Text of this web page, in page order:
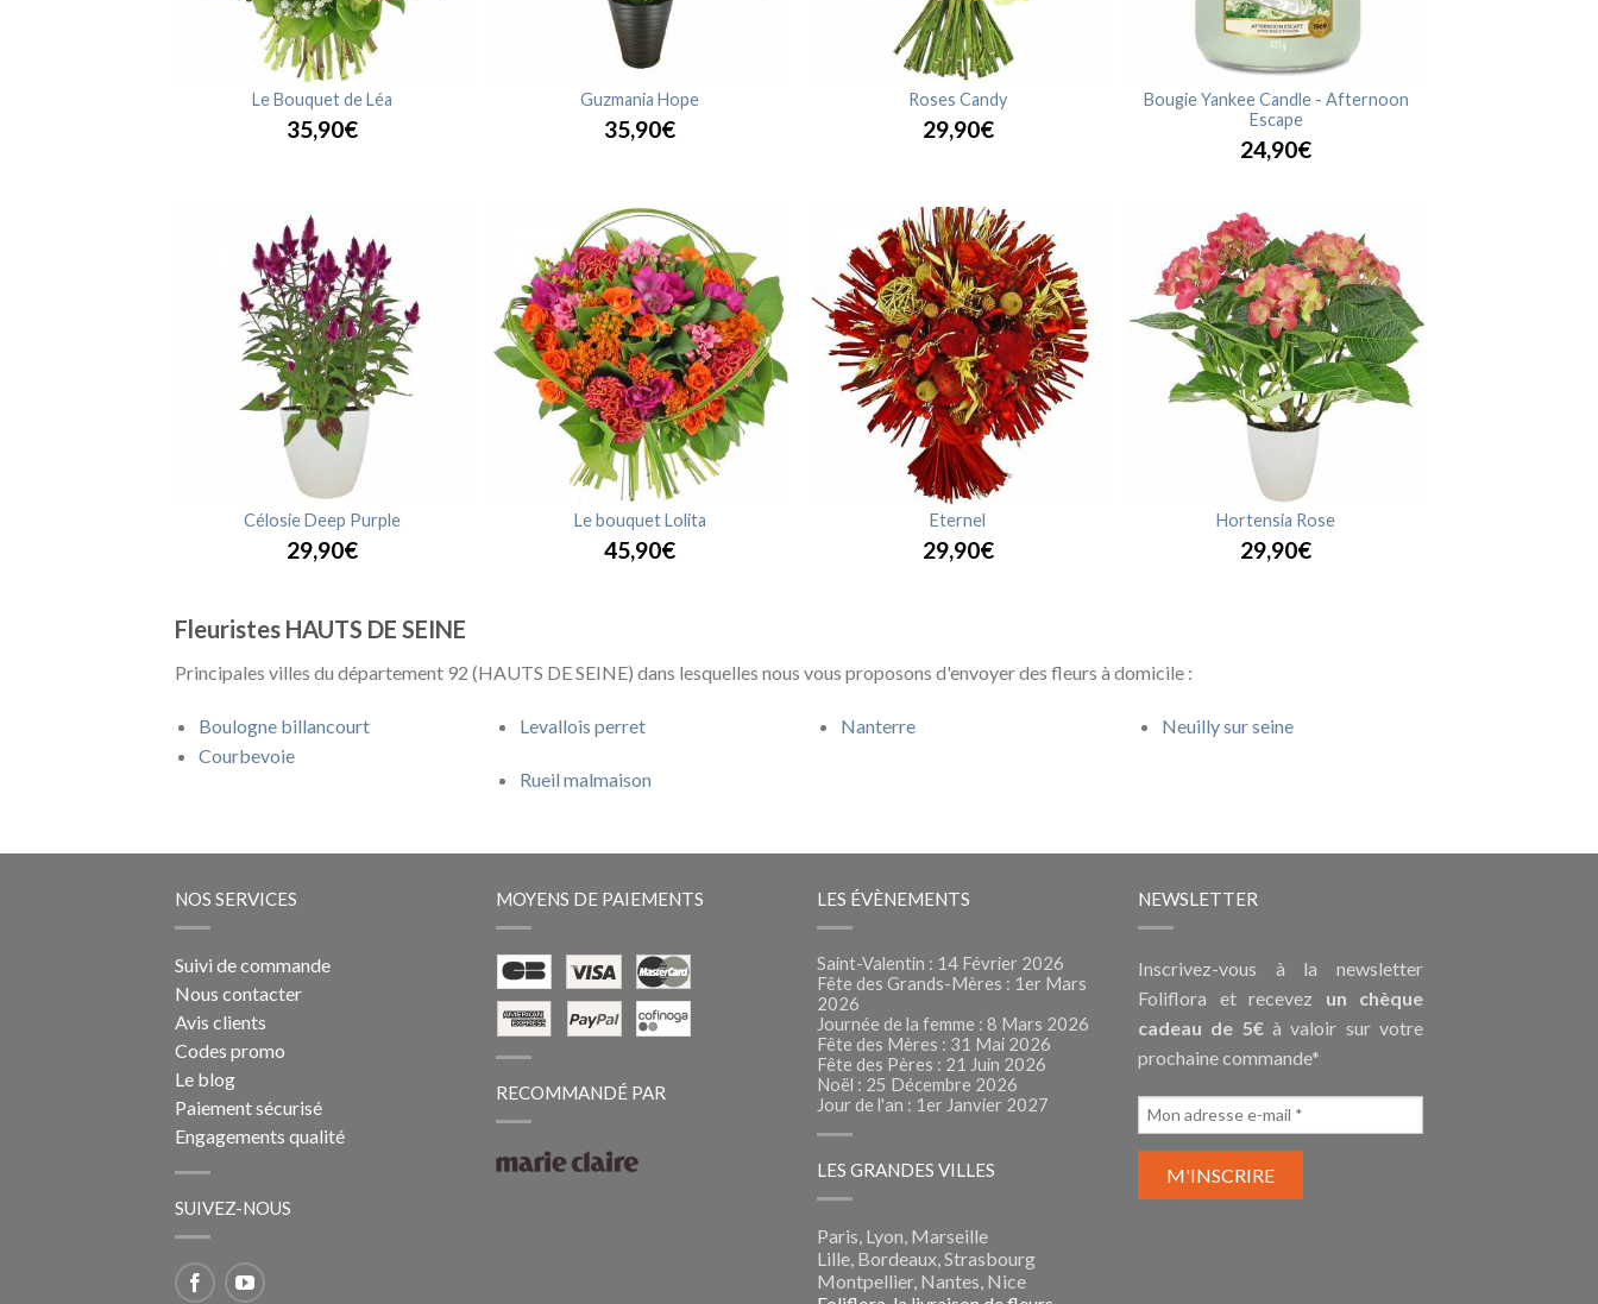
Le Bouquet de Léa
35,90€
Guzmania Hope
35,90€
Roses Candy
29,90€
Bougie Yankee Candle - Afternoon
Escape
24,90€
Célosie Deep Purple
29,90€
Le bouquet Lolita
45,90€
Eternel
29,90€
Hortensia Rose
29,90€
Fleuristes HAUTS DE SEINE
Principales villes du département 92 (HAUTS DE SEINE) dans lesquelles nous vous proposons d'envoyer des fleurs à domicile :
Boulogne billancourt
Courbevoie
Levallois perret Nanterre Neuilly sur seine
Rueil malmaison
NOS SERVICES
Suivi de commande
Nous contacter
Avis clients
Codes promo
Le blog
Paiement sécurisé
Engagements qualité
SUIVEZ-NOUS
MOYENS DE PAIEMENTS
RECOMMANDÉ PAR
LES ÉVÈNEMENTS
Saint-Valentin : 14 Février 2026
Fête des Grands-Mères : 1er Mars
2026
Journée de la femme : 8 Mars 2026
Fête des Mères : 31 Mai 2026
Fête des Pères : 21 Juin 2026
Noël : 25 Décembre 2026
Jour de l'an : 1er Janvier 2027
LES GRANDES VILLES
Paris, Lyon, Marseille
Lille, Bordeaux, Strasbourg
Montpellier, Nantes, Nice
NEWSLETTER
Inscrivez-vous à la newsletter
Foliflora et recevez un chèque
cadeau de 5€à valoir sur votre
prochaine commande*